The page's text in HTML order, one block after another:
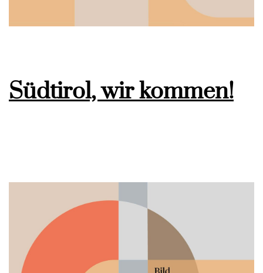
Südtirol, wir kommen!